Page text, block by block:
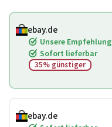
ebay.de
Unsere Empfehlung
Sofort lieferbar
35% günstiger
ebay.de